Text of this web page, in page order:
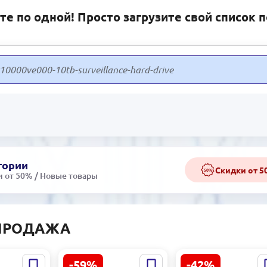
по одной! Просто загрузите свой список
от 50% / Новые товары
50% Скидки от